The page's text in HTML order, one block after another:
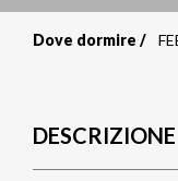
pane
Dove dormire
DESCRIZIONE